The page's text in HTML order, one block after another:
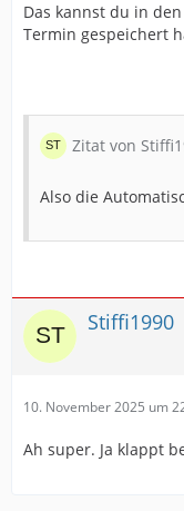
Das kannst du in
Termin gespeichert
Zitat von
Also die
Stiffi1990
10. November 2025 um
Ah super. Ja klappt